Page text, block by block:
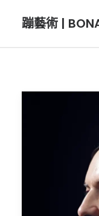
蹦藝術 |
BON插畫